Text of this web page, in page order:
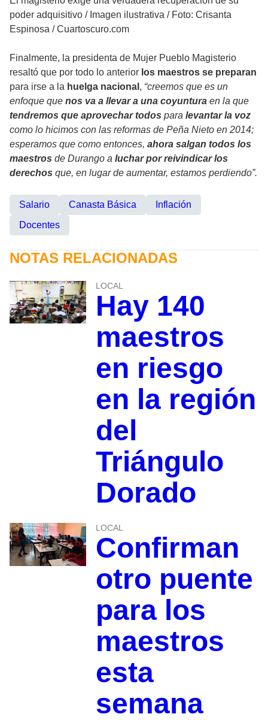
poder adquisitivo / Imagen ilustrativa / Foto: Crisanta
Espinosa / Cuartoscuro.com
Finalmente, la presidenta de Mujer Pueblo Magisterio
resaltó que por todo lo anterior los maestros se preparan
para irse a la huelga nacional , “creemos que es un
enfoque que nos va a llevar a una coyuntura en la que
tendremos que aprovechar todos para levantar la voz
como lo hicimos con las reformas de Peña Nieto en 2014;
esperamos que como entonces, ahora salgan todos los
maestros de Durango a luchar por reivindicar los
derechos que, en lugar de aumentar, estamos perdiendo”.
Salario Canasta Básica
Inflación
Docentes
NOTAS RELACIONADAS
LOCAL
Hay 140
maestros
en riesgo
en la región
del
Triángulo
Dorado
LOCAL
Confirman
otro puente
para los
maestros
esta
semana